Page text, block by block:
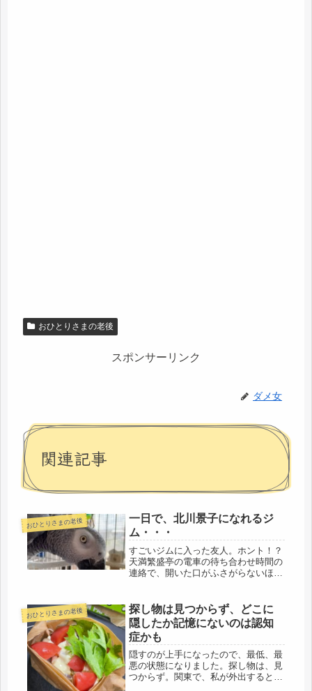
おひとりさまの老後
スポンサーリンク
ダメ女
関連記事
おひとりさまの老後
一日で、北川景子になれるジ
ム・・・
すごいジムに入った友人。ホント！？
天満繁盛亭の電車の待ち合わせ時間の
連絡で、開いた口がふさがらないほ
行ってきた」・・・やったね、おめで
とう、友「プールで数時間泳いで、エ
アロ...
おひとりさまの老後
探し物は見つからず、どこに
隠したか記憶にないのは認知
症かも
隠すのが上手になったので、最低、最
悪の状態になりました。探し物は、見
つからず。関東で、私が外出するとオ